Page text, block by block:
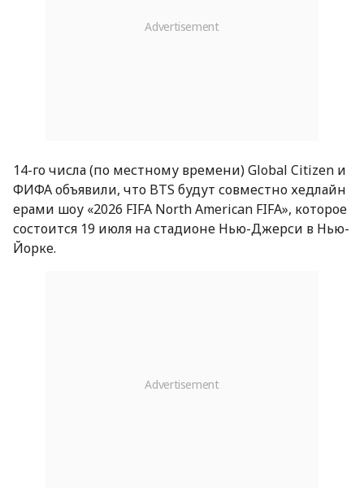
14-го числа (по местному времени) Global Citizen и
ФИФА объявили, что BTS будут совместно хедлайн
ерами шоу «2026 FIFA North American FIFA», которое
состоится 19 июля на стадионе Нью-Джерси в Нью-
Йорке.